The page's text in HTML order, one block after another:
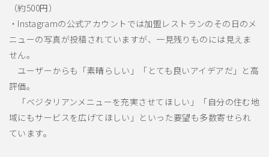
（約500円）
・Instagramの公式アカウントでは加盟レストランのその日のメ
ニューの写真が投稿されていますが、一見残りものには見えま
せん。
ユーザーからも「素晴らしい」「とても良いアイデアだ」と高
評価。
「ベジタリアンメニューを充実させてほしい」「自分の住む地
域にもサービスを広げてほしい」といった要望も多数寄せられ
ています。